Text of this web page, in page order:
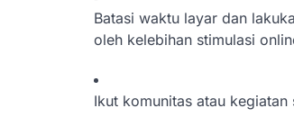
Batasi waktu layar dan
oleh kelebihan stimulasi
Ikut komunitas atau